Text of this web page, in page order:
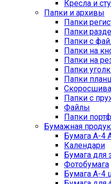
Кресла и
Папки и архивы
Папки
Папки
Папки с
Папки на
Папки на
Папки
Папки
Папки с
Файлы
Папки
Бумажная
Бумага А-4
Календари
Бумага для
Фотобумага
Бумага А-4